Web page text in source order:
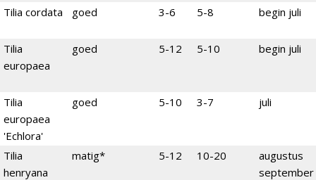
Tilia cordata goed 3-6 5-8 begin juli
Tilia
europaea
goed 5-12 5-10 begin juli
Tilia
europaea
'Echlora'
goed 5-10 3-7 juli
Tilia
henryana
matig* 5-12 10-20
augustus
september